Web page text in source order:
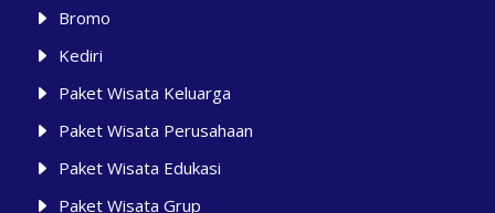
Bromo
Kediri
Paket Wisata Keluarga
Paket Wisata Perusahaan
Paket Wisata Edukasi
Paket Wisata Grup